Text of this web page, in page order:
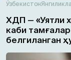
Ўзбекистон
ХДП — «Уятли
каби
белгиланган